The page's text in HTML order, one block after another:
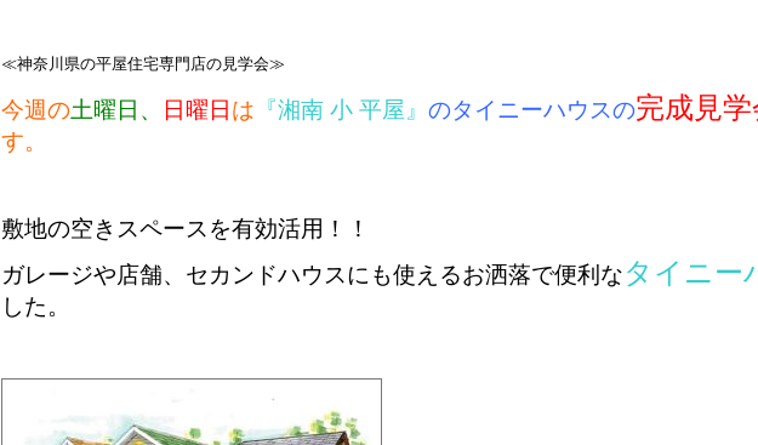
≪神奈川県の平屋住宅専門店の見学会≫
今週の土曜日、 日曜日は 『湘南 小 平屋』 のタイニーハウスの完成見学
す。
敷地の空きスペースを有効活用！！
ガレージや店舗、セカンドハウスにも使えるお洒落で便利なタイニー
した。